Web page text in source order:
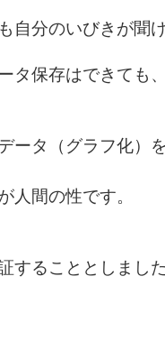
自分のいびきが聞
タ保存はできても
ータ（グラフ化）
人間の性です。
することとしました